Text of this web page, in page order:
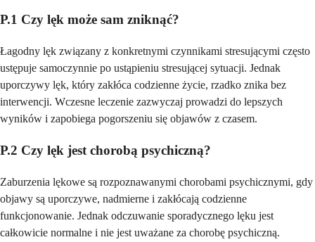
P.1 Czy lęk może sam zniknąć?
Łagodny lęk związany z konkretnymi czynnikami stresującymi często
ustępuje samoczynnie po ustąpieniu stresującej sytuacji. Jednak
uporczywy lęk, który zakłóca codzienne życie, rzadko znika bez
interwencji. Wczesne leczenie zazwyczaj prowadzi do lepszych
wyników i zapobiega pogorszeniu się objawów z czasem.
P.2 Czy lęk jest chorobą psychiczną?
Zaburzenia lękowe są rozpoznawanymi chorobami psychicznymi, gdy
objawy są uporczywe, nadmierne i zakłócają codzienne
funkcjonowanie. Jednak odczuwanie sporadycznego lęku jest
całkowicie normalne i nie jest uważane za chorobę psychiczną.